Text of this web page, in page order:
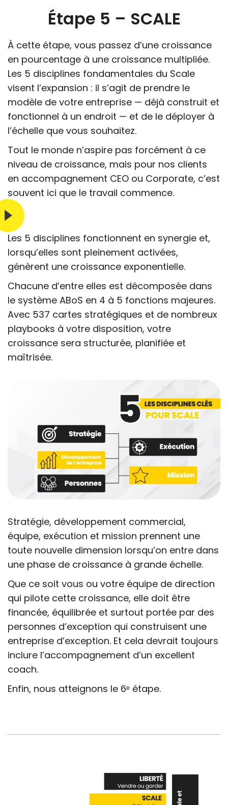
Étape 5 – SCALE
À cette étape, vous passez d’une croissance
en pourcentage à une croissance multipliée.
Les 5 disciplines fondamentales du Scale
visent l’expansion : il s’agit de prendre le
modèle de votre entreprise — déjà construit et
fonctionnel à un endroit — et de le déployer à
l’échelle que vous souhaitez.
Tout le monde n’aspire pas forcément à ce
niveau de croissance, mais pour nos clients
en accompagnement CEO ou Corporate, c’est
souvent ici que le travail commence.
Les 5 disciplines fonctionnent en synergie et,
lorsqu’elles sont pleinement activées,
génèrent une croissance exponentielle.
Chacune d’entre elles est décomposée dans
le système ABoS en 4 à 5 fonctions majeures.
Avec 537 cartes stratégiques et de nombreux
playbooks à votre disposition, votre
croissance sera structurée, planifiée et
maîtrisée.
Stratégie, développement commercial,
équipe, exécution et mission prennent une
toute nouvelle dimension lorsqu’on entre dans
une phase de croissance à grande échelle.
Que ce soit vous ou votre équipe de direction
qui pilote cette croissance, elle doit être
financée, équilibrée et surtout portée par des
personnes d’exception qui construisent une
entreprise d’exception. Et cela devrait toujours
inclure l’accompagnement d’un excellent
coach.
Enfin, nous atteignons le 6ᵉ étape.